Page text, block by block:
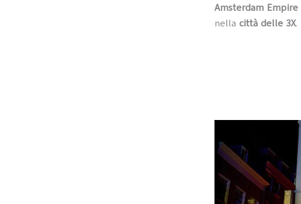
Amsterdam Empire
nella città delle 3X.